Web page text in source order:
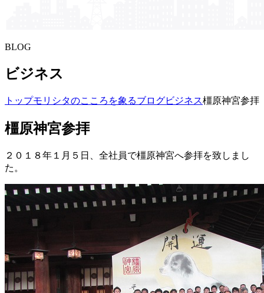
BLOG
ビジネス
トップモリシタの​こころを​象る​ブログビジネス橿原神宮参拝
橿原神宮参拝
２０１８年１月５日、全社員で橿原神宮へ参拝を致しまし
た。